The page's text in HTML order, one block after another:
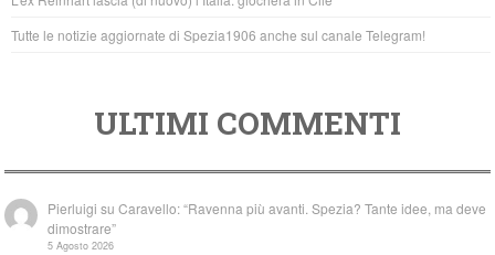
Tutte le notizie aggiornate di Spezia1906 anche sul canale Telegram!
ULTIMI COMMENTI
Pierluigi suCaravello: “Ravenna più avanti. Spezia? Tante idee, ma deve
dimostrare”
5 Agosto 2026